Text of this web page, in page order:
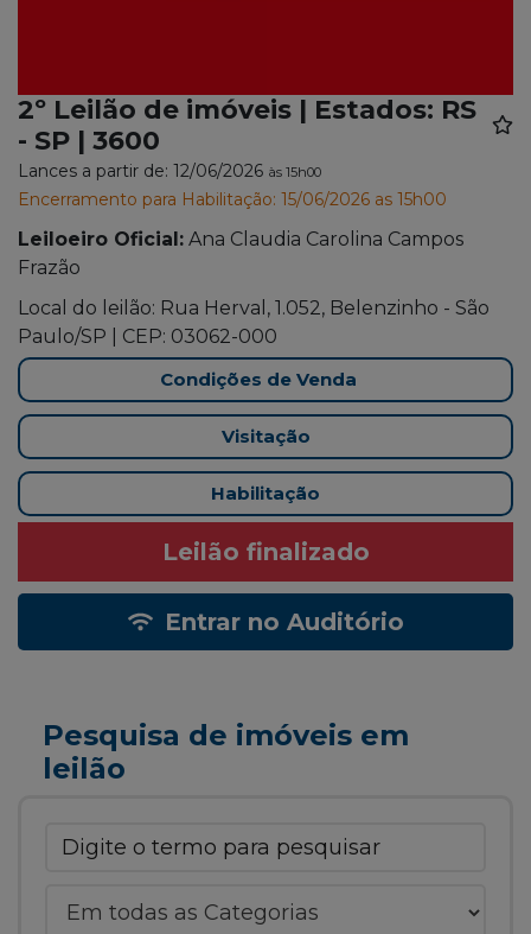
2º Leilão de imóveis | Estados: RS
- SP | 3600
Lances a partir de: 12/06/2026 às 15h00
Encerramento para Habilitação: 15/06/2026 as 15h00
Leiloeiro Oficial: Ana Claudia Carolina Campos
Frazão
Local do leilão: Rua Herval, 1.052, Belenzinho - São
Paulo/SP | CEP: 03062-000
Condições de Venda
Visitação
Habilitação
Leilão finalizado
Entrar no Auditório
Pesquisa de imóveis em
leilão